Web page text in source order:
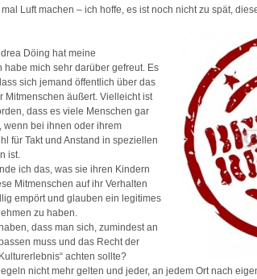
Luft machen – ich hoffe, es ist noch nicht zu spät,
Döing hat meine
habe mich sehr darüber gefreut. Es
sich jemand öffentlich über das
Mitmenschen äußert. Vielleicht ist
dass es viele Menschen gar
wenn bei ihnen oder ihrem
für Takt und Anstand in speziellen
ist.
ich das, was sie ihren Kindern
Mitmenschen auf ihr Verhalten
empört und glauben ein legitimes
zu haben.
dass man sich, zumindest an
muss und das Recht der
achten sollte?
nicht mehr gelten und jeder, an jedem Ort nach